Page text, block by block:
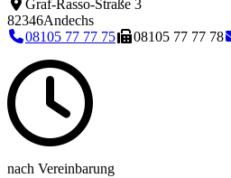
Graf-Rasso-Straße 3
82346Andechs
08105 77 77 75
08105 77 77 78
nach Vereinbarung